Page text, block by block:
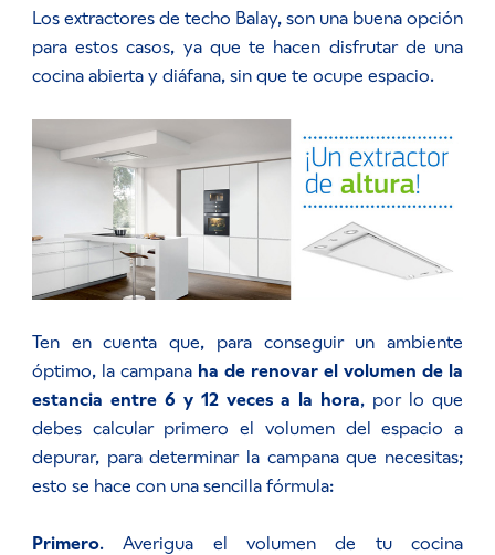
Los extractores de techo Balay, son una buena opción
para estos casos, ya que te hacen disfrutar de una
cocina abierta y diáfana, sin que te ocupe espacio.
Ten en cuenta que, para conseguir un ambiente
óptimo, la campana ha de renovar el volumen de la
estancia entre 6 y 12 veces a la hora, por lo que
debes calcular primero el volumen del espacio a
depurar, para determinar la campana que necesitas;
esto se hace con una sencilla fórmula:
Primero. Averigua el volumen de tu cocina